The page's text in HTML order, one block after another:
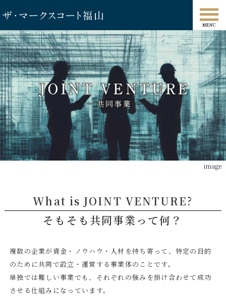
image
What is JOINT VENTURE?
そもそも共同事業って何？
複数の企業が資金・ノウハウ・人材を持ち寄って、特定の目的
のために共同で設立・運営する事業体のことです。
単独では難しい事業でも、それぞれの強みを掛け合わせて成功
させる仕組みになっています。